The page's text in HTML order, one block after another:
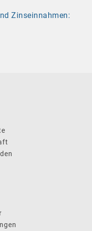
Zinseinnahmen: